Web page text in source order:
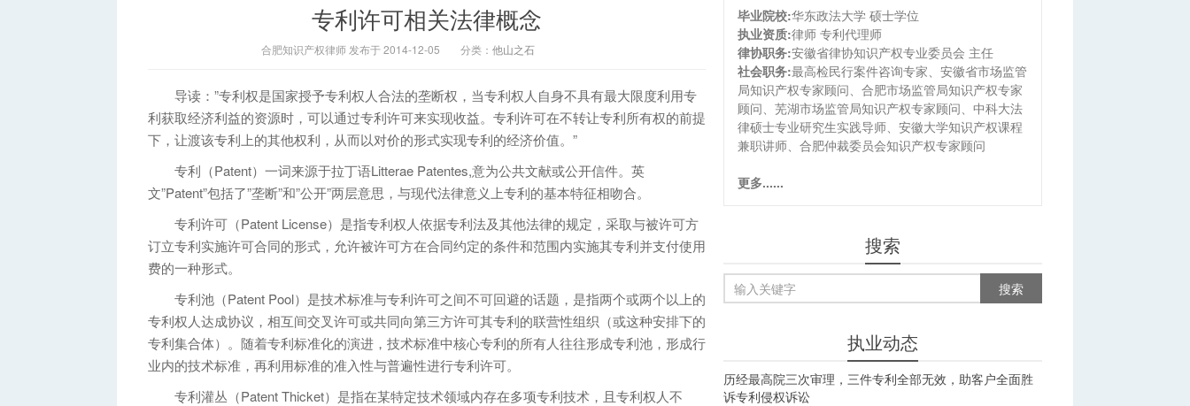
专利许可相关法律概念
合肥知识产权律师 发布于 2014-12-05 分类： 他山之石
导读：”专利权是国家授予专利权人合法的垄断权，当专利权人自身不具有最大限度利用专
利获取经济利益的资源时，可以通过专利许可来实现收益。专利许可在不转让专利所有权的前提
下，让渡该专利上的其他权利，从而以对价的形式实现专利的经济价值。”
专利（Patent）一词来源于拉丁语Litterae Patentes,意为公共文献或公开信件。英
文”Patent”包括了”垄断”和”公开”两层意思，与现代法律意义上专利的基本特征相吻合。
专利许可（Patent License）是指专利权人依据专利法及其他法律的规定，采取与被许可方
订立专利实施许可合同的形式，允许被许可方在合同约定的条件和范围内实施其专利并支付使用
费的一种形式。
专利池（Patent Pool）是技术标准与专利许可之间不可回避的话题，是指两个或两个以上的
专利权人达成协议，相互间交叉许可或共同向第三方许可其专利的联营性组织（或这种安排下的
专利集合体）。随着专利标准化的演进，技术标准中核心专利的所有人往往形成专利池，形成行
业内的技术标准，再利用标准的准入性与普遍性进行专利许可。
专利灌丛（Patent Thicket）是指在某特定技术领域内存在多项专利技术，且专利权人不
毕业院校:华东政法大学 硕士学位
执业资质:律师 专利代理师
律协职务:安徽省律协知识产权专业委员会 主任
社会职务:最高检民行案件咨询专家、安徽省市场监管
局知识产权专家顾问、合肥市场监管局知识产权专家
顾问、芜湖市场监管局知识产权专家顾问、中科大法
律硕士专业研究生实践导师、安徽大学知识产权课程
兼职讲师、合肥仲裁委员会知识产权专家顾问
更多......
搜索
执业动态
历经最高院三次审理，三件专利全部无效，助客户全面胜
诉专利侵权诉讼